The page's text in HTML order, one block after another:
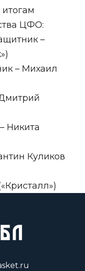
ЦФО:
–
– Михаил
Никита
Куликов